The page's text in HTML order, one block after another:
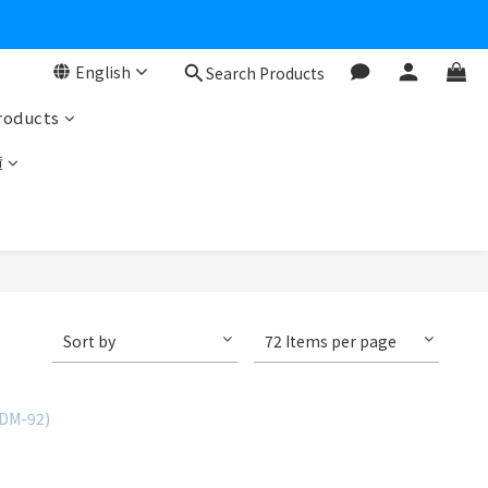
喜大禮包
English Search Products
Sort by 72 Items per page